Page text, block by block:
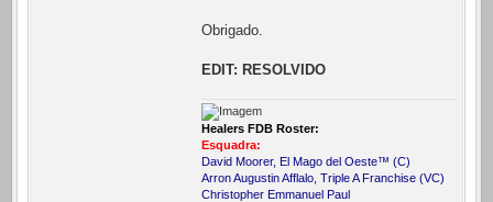
Obrigado.
EDIT: RESOLVIDO
Healers FDB Roster:
Esquadra:
David Moorer, El Mago del Oeste™ (C)
Arron Augustin Afflalo, Triple A Franchise (VC)
Christopher Emmanuel Paul